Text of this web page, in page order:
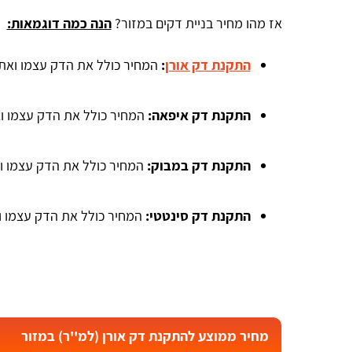
אז מהו מחיר בניית דקים במזור?הנה כמה דוגמאות:
התקנת דק אורן: המחיר כולל את הדק עצמו ואת ההתקנה
התקנת דק איפאה: המחיר כולל את הדק עצמו ואת
התקנת דק במבוק: המחיר כולל את הדק עצמו ואת
התקנת דק סינטטי: המחיר כולל את הדק עצמו ואת
מחיר ממוצע להתקנת דק אורן (למ''ר) במזור
אתר נוח ברור ידידותי למשתמש